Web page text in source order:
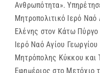
Ανθρωπότητα».
Μητροπολιτικό Ιερό Ναό
Ελένης στον Κάτω
Ιερό Ναό Αγίου
Μητρόπολης Κύκκου και
Εφημέριος στο Μετόχιο